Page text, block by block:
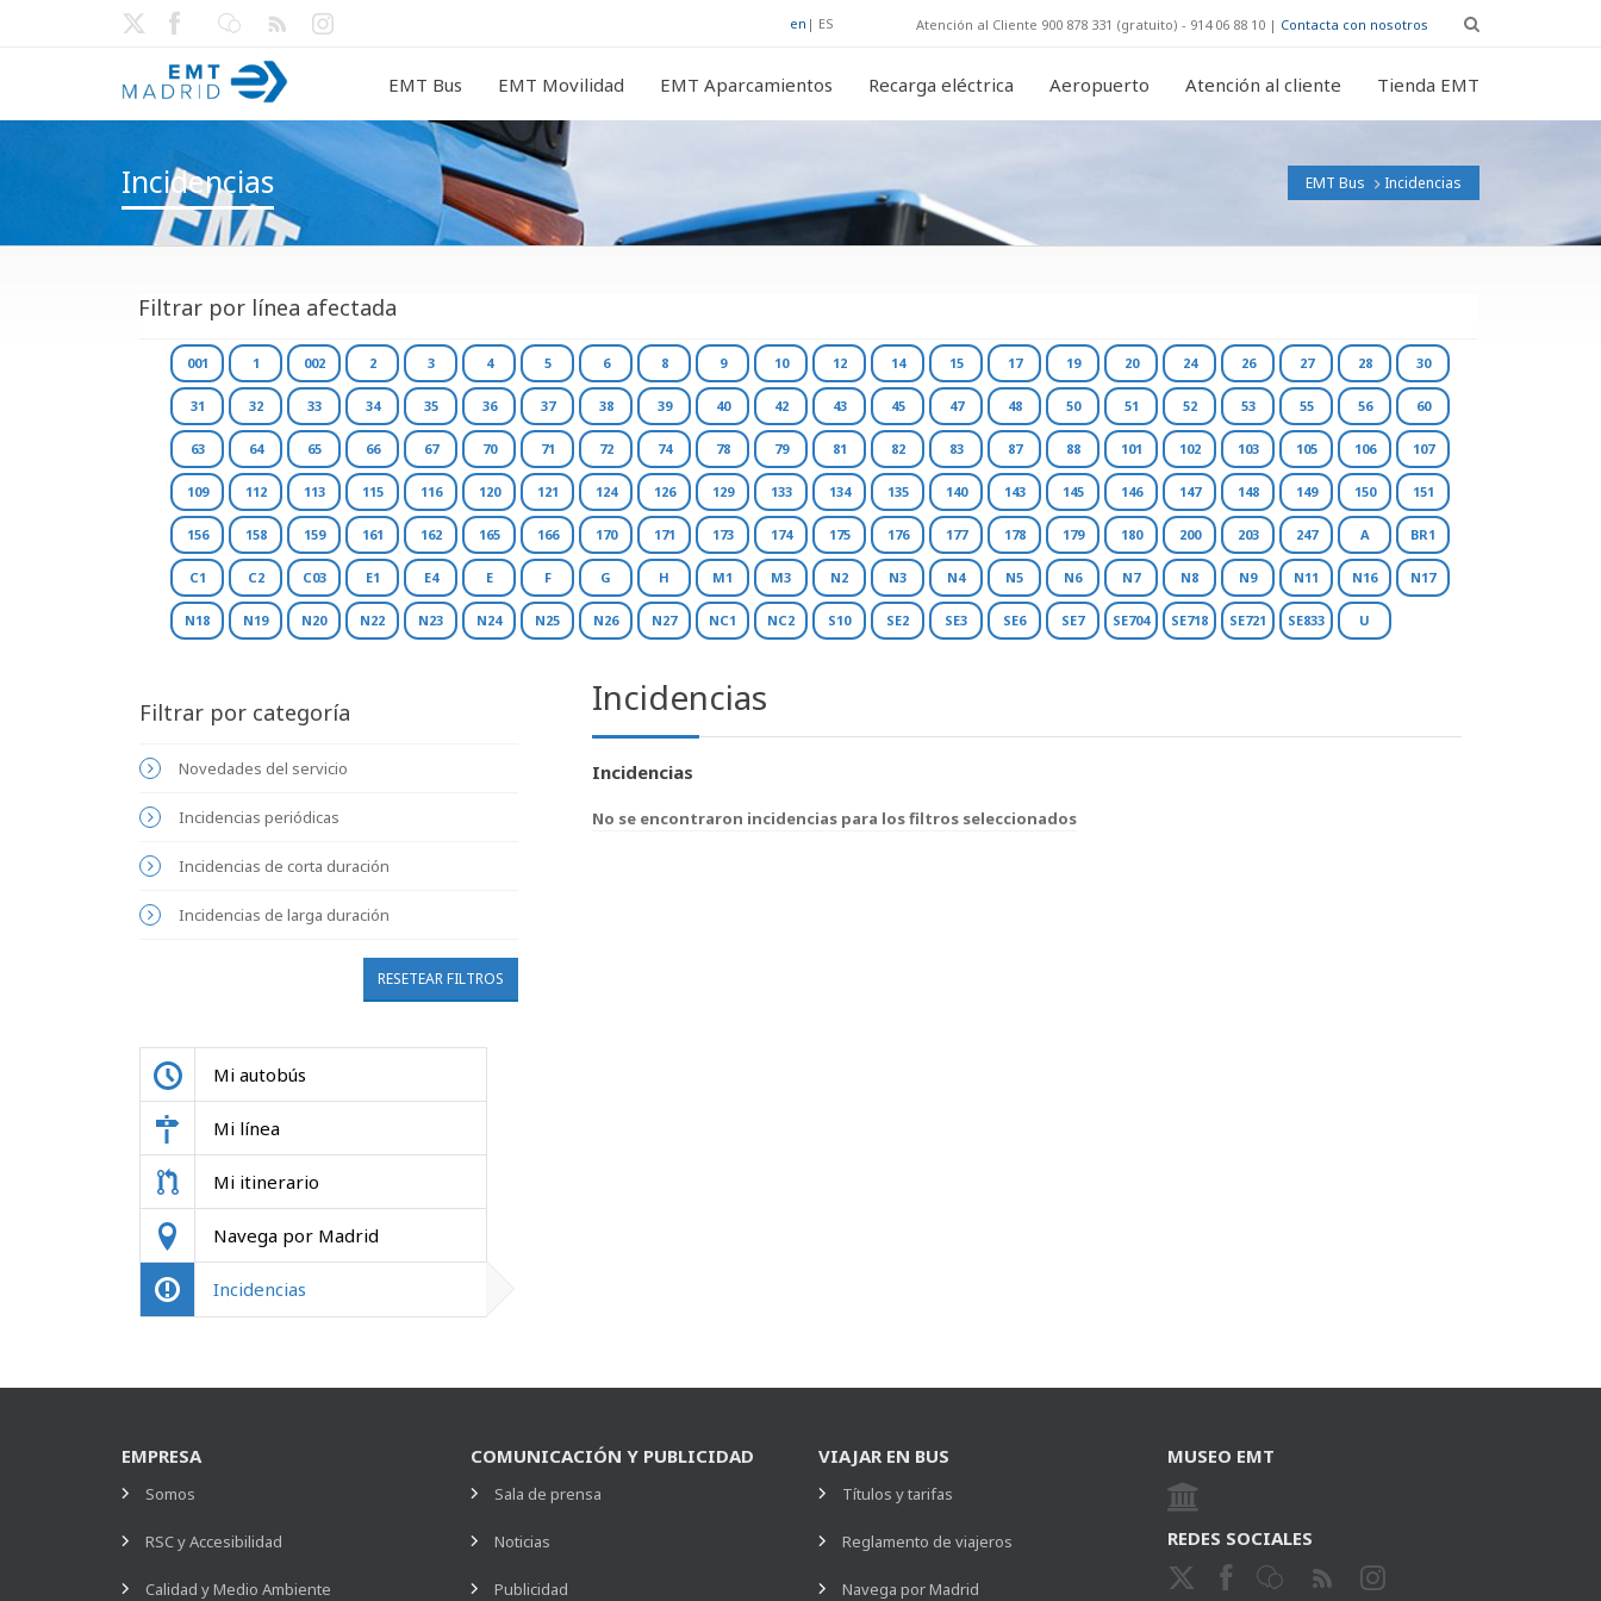
en | ES Atención al Cliente 900 878 331 (gratuito) - 914 06 88 10 | Contacta con nosotros
EMT Bus EMT Movilidad EMT Aparcamientos Recarga eléctrica Aeropuerto Atención al cliente Tienda EMT
Incidencias EMT Bus Incidencias
Filtrar por línea afectada
001 1 002 2 3 4 5 6 8 9 10 12 14 15 17 19 20 24 26 27 28 30
31 32 33 34 35 36 37 38 39 40 42 43 45 47 48 50 51 52 53 55 56 60
63 64 65 66 67 70 71 72 74 78 79 81 82 83 87 88 101 102 103 105 106 107
109 112 113 115 116 120 121 124 126 129 133 134 135 140 143 145 146 147 148 149 150 151
156 158 159 161 162 165 166 170 171 173 174 175 176 177 178 179 180 200 203 247 A BR1
C1 C2 C03 E1 E4 E F G H M1 M3 N2 N3 N4 N5 N6 N7 N8 N9 N11 N16 N17
N18 N19 N20 N22 N23 N24 N25 N26 N27 NC1 NC2 S10 SE2 SE3 SE6 SE7 SE704 SE718 SE721 SE833 U
Filtrar por categoría
Novedades del servicio
Incidencias periódicas
Incidencias de corta duración
Incidencias de larga duración
RESETEAR FILTROS
Mi autobús
Mi línea
Mi itinerario
Navega por Madrid
Incidencias
Incidencias
Incidencias
No se encontraron incidencias para los filtros seleccionados
EMPRESA
Somos
RSC y Accesibilidad
Calidad y Medio Ambiente
COMUNICACIÓN Y PUBLICIDAD
Sala de prensa
Noticias
Publicidad
VIAJAR EN BUS
Títulos y tarifas
Reglamento de viajeros
Navega por Madrid
MUSEO EMT
REDES SOCIALES